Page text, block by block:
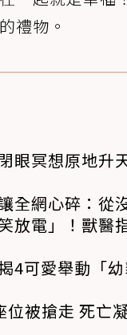
禮物。
眼冥想原地升
全網心碎：從
放電」！獸醫
4可愛舉動「
被搶走 死亡